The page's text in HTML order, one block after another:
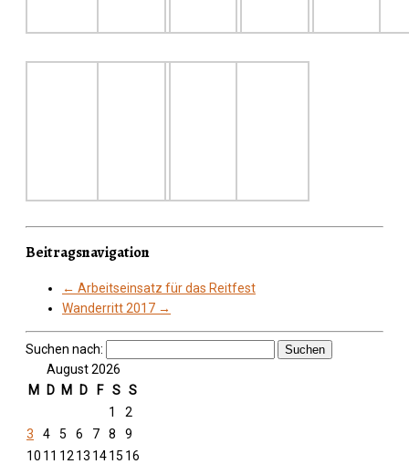
Beitragsnavigation
← Arbeitseinsatz für das Reitfest
Wanderritt 2017 →
Suchen nach:
August 2026
M
D M D F S S
1
2
3
4 5 6 7 8
9
10 11 12 13 1415 16